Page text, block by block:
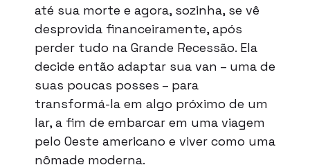
até sua morte e agora, sozinha, se vê
desprovida financeiramente, após
perder tudo na Grande Recessão. Ela
decide então adaptar sua van – uma de
suas poucas posses – para
transformá-la em algo próximo de um
lar, a fim de embarcar em uma viagem
pelo Oeste americano e viver como uma
nômade moderna.